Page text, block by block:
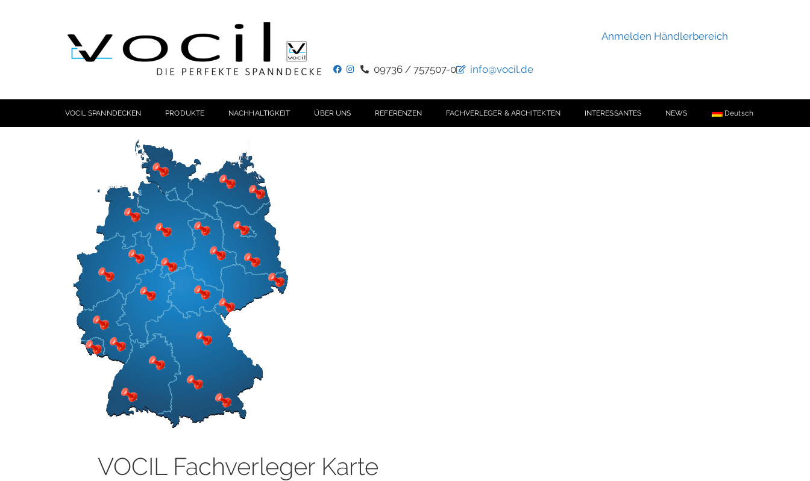
Anmelden Händlerbereich
09736 / 757507-0 info@vocil.de
VOCIL SPANNDECKEN PRODUKTE NACHHALTIGKEIT ÜBER UNS REFERENZEN FACHVERLEGER & ARCHITEKTEN INTERESSANTES NEWS Deutsch
VOCIL Fachverleger Karte